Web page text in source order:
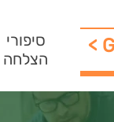
סיפורי
הצלחה